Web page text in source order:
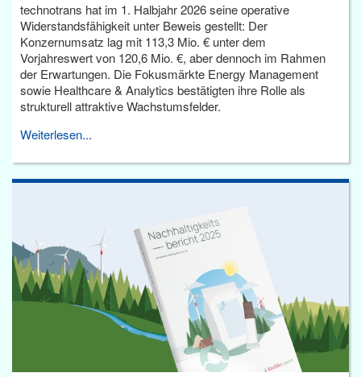
technotrans hat im 1. Halbjahr 2026 seine operative
Widerstandsfähigkeit unter Beweis gestellt: Der
Konzernumsatz lag mit 113,3 Mio. € unter dem
Vorjahreswert von 120,6 Mio. €, aber dennoch im Rahmen
der Erwartungen. Die Fokusmärkte Energy Management
sowie Healthcare & Analytics bestätigten ihre Rolle als
strukturell attraktive Wachstumsfelder.
Weiterlesen...